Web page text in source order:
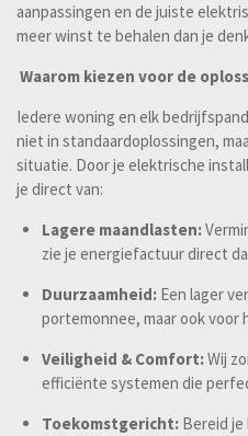
aanpassingen en de juiste
meer winst te behalen dan je
Waarom kiezen voor de
Iedere woning en elk
niet in standaardoplossingen,
situatie. Door je elektrische
je direct van:
Lagere maandlasten:
zie je energiefactuur direct
Duurzaamheid:Een lager
portemonnee, maar ook voor
Veiligheid & Comfort:Wij
efficiënte systemen die
Toekomstgericht:Bereid je